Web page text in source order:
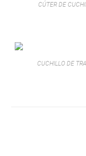
CÚTER DE
CUCHILLO DE